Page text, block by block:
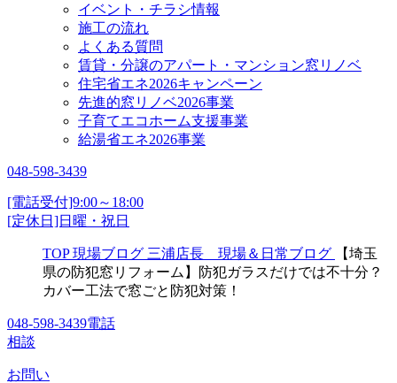
イベント・チラシ情報
施工の流れ
よくある質問
賃貸・分譲のアパート・マンション窓リノベ
住宅省エネ2026キャンペーン
先進的窓リノベ2026事業
子育てエコホーム支援事業
給湯省エネ2026事業
048-598-3439
[電話受付]9:00～18:00
[定休日]日曜・祝日
TOP 現場ブログ 三浦店長 現場＆日常ブログ
【埼玉
県の防犯窓リフォーム】防犯ガラスだけでは不十分？
カバー工法で窓ごと防犯対策！
048-598-3439電話
相談
お問い